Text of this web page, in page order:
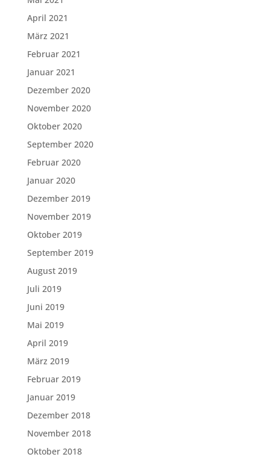
April 2021
März 2021
Februar 2021
Januar 2021
Dezember 2020
November 2020
Oktober 2020
September 2020
Februar 2020
Januar 2020
Dezember 2019
November 2019
Oktober 2019
September 2019
August 2019
Juli 2019
Juni 2019
Mai 2019
April 2019
März 2019
Februar 2019
Januar 2019
Dezember 2018
November 2018
Oktober 2018